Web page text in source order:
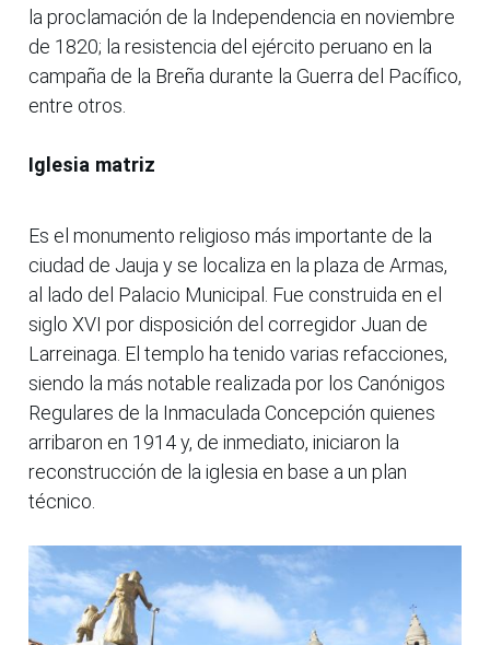
la proclamación de la Independencia en noviembre
de 1820; la resistencia del ejército peruano en la
campaña de la Breña durante la Guerra del Pacífico,
entre otros.
Iglesia matriz
Es el monumento religioso más importante de la
ciudad de Jauja y se localiza en la plaza de Armas,
al lado del Palacio Municipal. Fue construida en el
siglo XVI por disposición del corregidor Juan de
Larreinaga. El templo ha tenido varias refacciones,
siendo la más notable realizada por los Canónigos
Regulares de la Inmaculada Concepción quienes
arribaron en 1914 y, de inmediato, iniciaron la
reconstrucción de la iglesia en base a un plan
técnico.